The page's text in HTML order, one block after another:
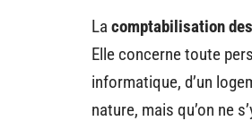
La comptabilisation
Elle concerne toute
informatique, d’un
nature, mais qu’on ne